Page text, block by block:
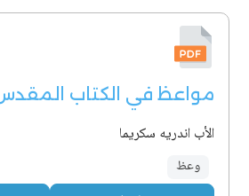
مواعظ في الكتاب
الأب اندريه سكريما
وعظ